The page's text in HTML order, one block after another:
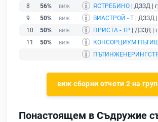
8
56% ЯСТРЕБИНО | ДЗЗД |
9
50% ВИАСТРОЙ - Т | ДЗЗД |
10
50% ПРИСТА - ТР | ДЗЗД |
11
50% КОНСОРЦИУМ
виж сборни отчети 2 на
Понастоящем в Съдружие